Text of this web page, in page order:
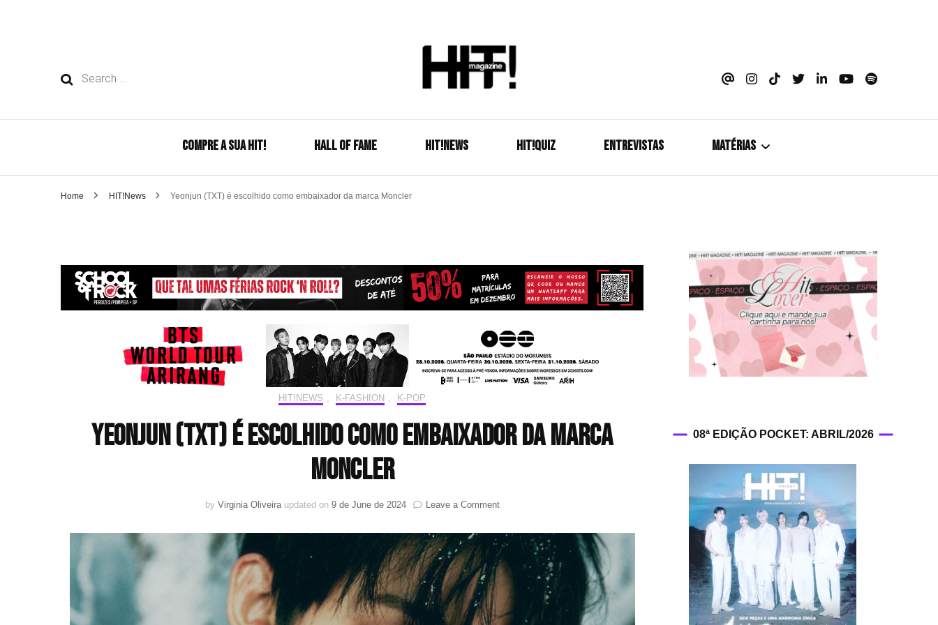
Search
HIT!Magazine
COMPRE A SUA HIT! HALL OF FAME HIT!NEWS HIT!Quiz ENTREVISTAS MATÉRIAS
Coletiva de Imprensa
Drama? HIT!
HIT!Fashion
HIT!Filmes
HIT!Hop
HIT!Leituras
HIT!Diary
HIT!Lyrics
HIT!Politics
Home HIT!News Yeonjun (TXT) é escolhido como embaixador da marca Moncler
HIT!NEWS K-FASHION K-POP
Yeonjun (TXT) é escolhido como embaixador da marca
Moncler
by Virginia Oliveira updated on 9 de June de 2024 Leave a Commenton
(TXT)
é
escolhido
como
embaixador
marca
08ª EDIÇÃO POCKET: ABRIL/2026